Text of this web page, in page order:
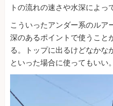
トの流れの速さや水深によっ
こういったアンダー系のルア
深のあるポイントで使うこと
る。トップに出るけどなかな
といった場合に使ってもいい。